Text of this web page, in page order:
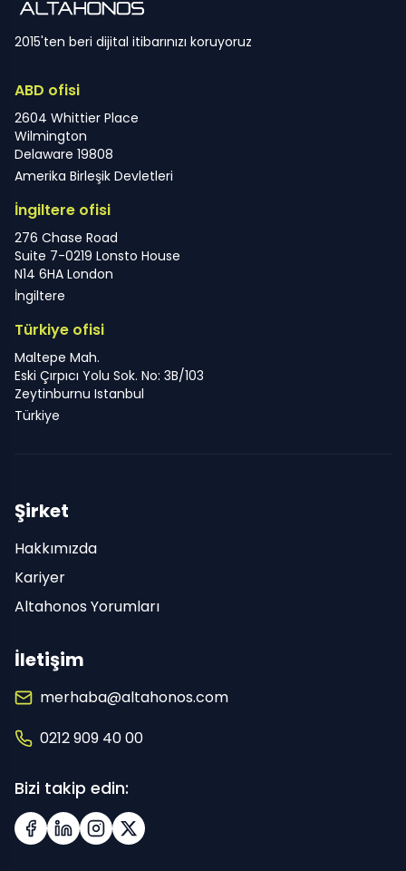
2015'ten beri dijital itibarınızı koruyoruz
ABD ofisi
2604 Whittier Place
Wilmington
Delaware 19808
Amerika Birleşik Devletleri
İngiltere ofisi
276 Chase Road
Suite 7-0219 Lonsto House
N14 6HA London
İngiltere
Türkiye ofisi
Maltepe Mah.
Eski Çırpıcı Yolu Sok. No: 3B/103
Zeytinburnu Istanbul
Türkiye
Şirket
Hakkımızda
Kariyer
Altahonos Yorumları
İletişim
merhaba@altahonos.com
0212 909 40 00
Bizi takip edin:
Facebook
LinkedInInstagramX (Twitter)